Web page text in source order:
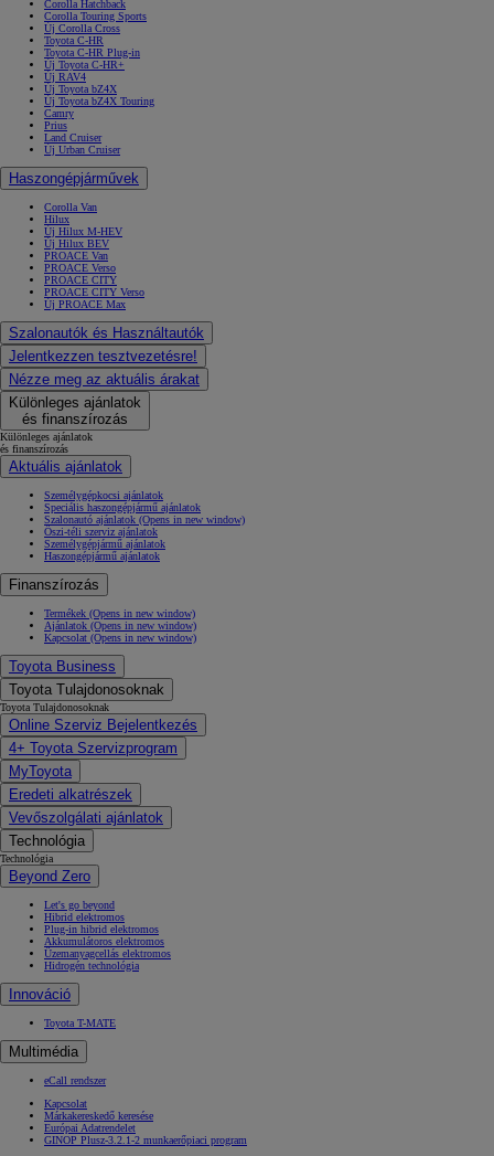
Corolla Hatchback
Corolla Touring Sports
Új Corolla Cross
Toyota C-HR
Toyota C-HR Plug-in
Új Toyota C-HR+
Új RAV4
Új Toyota bZ4X
Új Toyota bZ4X Touring
Camry
Prius
Land Cruiser
Új Urban Cruiser
Haszongépjárművek
Corolla Van
Hilux
Új Hilux M-HEV
Új Hilux BEV
PROACE Van
PROACE Verso
PROACE CITY
PROACE CITY Verso
Új PROACE Max
Szalonautók és Használtautók
Jelentkezzen tesztvezetésre!
Nézze meg az aktuális árakat
Különleges ajánlatok
és finanszírozás
Különleges ajánlatok
és finanszírozás
Aktuális ajánlatok
Személygépkocsi ajánlatok
Speciális haszongépjármű ajánlatok
Szalonautó ajánlatok (Opens in new window)
Őszi-téli szerviz ajánlatok
Személygépjármű ajánlatok
Haszongépjármű ajánlatok
Finanszírozás
Termékek (Opens in new window)
Ajánlatok (Opens in new window)
Kapcsolat (Opens in new window)
Toyota Business
Toyota Tulajdonosoknak
Toyota Tulajdonosoknak
Online Szerviz Bejelentkezés
4+ Toyota Szervizprogram
MyToyota
Eredeti alkatrészek
Vevőszolgálati ajánlatok
Technológia
Technológia
Beyond Zero
Let's go beyond
Hibrid elektromos
Plug-in hibrid elektromos
Akkumulátoros elektromos
Üzemanyagcellás elektromos
Hidrogén technológia
Innováció
Toyota T-MATE
Multimédia
eCall rendszer
Kapcsolat
Márkakereskedő keresése
Európai Adatrendelet
GINOP Plusz-3.2.1-2 munkaerőpiaci program